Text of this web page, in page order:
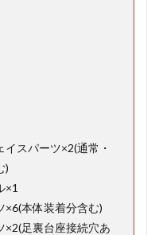
イスパーツ×2(通常・
)
×1
×6(本体装着分含む)
×2(足裏台座接続穴あ